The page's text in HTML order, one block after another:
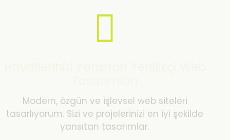
Modern, özgün ve işlevsel web siteleri
tasarlıyorum. Sizi ve projelerinizi en iyi şekilde
yansıtan tasarımlar.